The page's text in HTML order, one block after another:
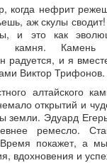
нефрит
аж скулы
и это как
камня. Камень
радуется, и я
Виктор Трифонов.
алтайского
открытий и
земли. Эдуард
ремесло.
Время покажет, а
вдохновения и